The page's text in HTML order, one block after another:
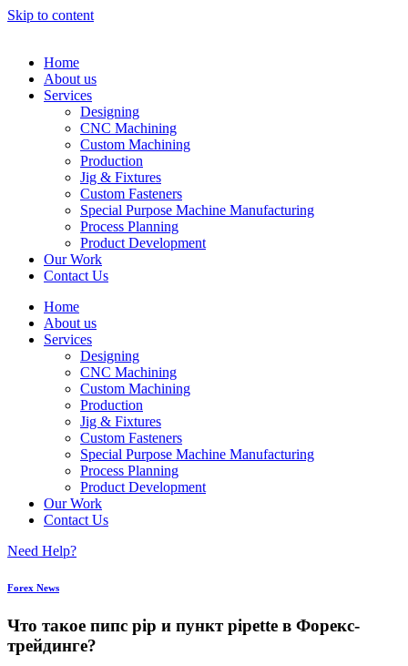
Skip to content
Home
About us
Services
Designing
CNC Machining
Custom Machining
Production
Jig & Fixtures
Custom Fasteners
Special Purpose Machine Manufacturing
Process Planning
Product Development
Our Work
Contact Us
Home
About us
Services
Designing
CNC Machining
Custom Machining
Production
Jig & Fixtures
Custom Fasteners
Special Purpose Machine Manufacturing
Process Planning
Product Development
Our Work
Contact Us
Need Help?
Forex News
Что такое пипс pip и пункт pipette в Форекс-
трейдинге?